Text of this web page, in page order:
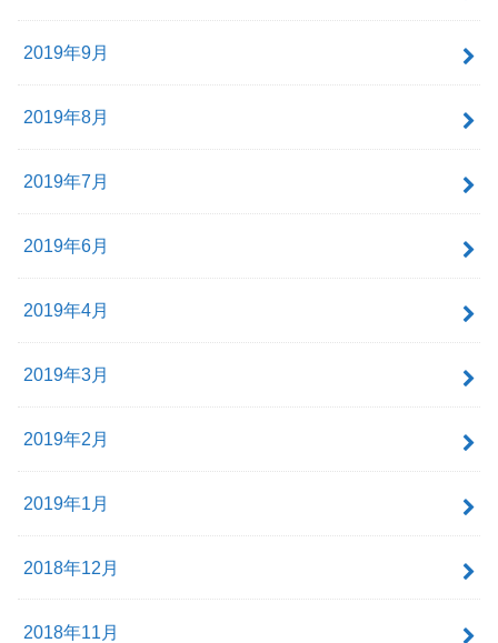
2019年9月
2019年8月
2019年7月
2019年6月
2019年4月
2019年3月
2019年2月
2019年1月
2018年12月
2018年11月